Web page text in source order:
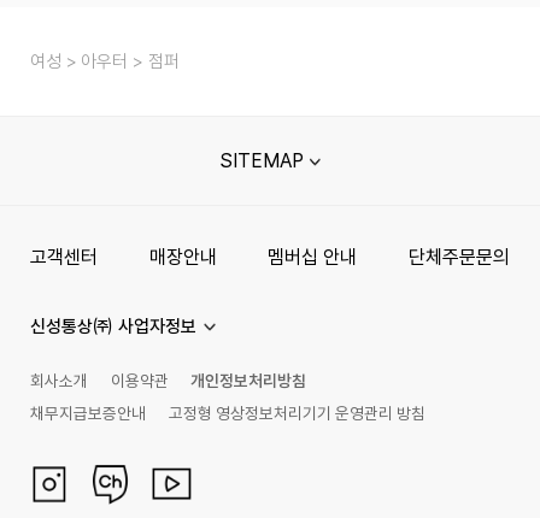
여성 아우터 점퍼
SITEMAP
고객센터 매장안내 멤버십 안내 단체주문문의
신성통상㈜ 사업자정보
회사소개 이용약관
개인정보처리방침
채무지급보증안내
고정형 영상정보처리기기 운영관리 방침